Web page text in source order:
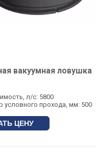
вакуумная ловушка
л/с: 5800
условного прохода, мм: 500
ЦЕНУ